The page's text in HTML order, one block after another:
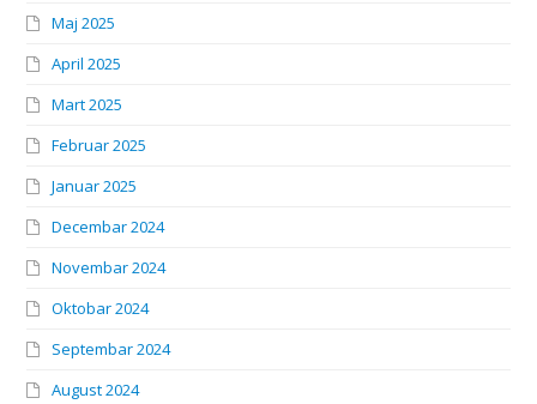
Maj 2025
April 2025
Mart 2025
Februar 2025
Januar 2025
Decembar 2024
Novembar 2024
Oktobar 2024
Septembar 2024
August 2024